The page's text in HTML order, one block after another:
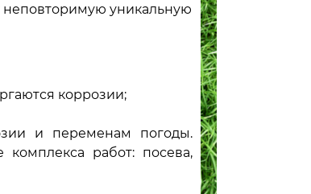
неповторимую уникальную
коррозии;
и переменам погоды.
работ: посева,